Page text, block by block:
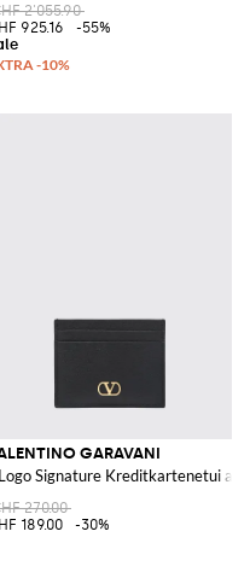
2'055.90
925.16
-55%
GARAVANI
Signature Kreditkartenetui
270.00
189.00
-30%